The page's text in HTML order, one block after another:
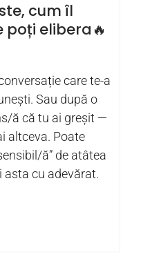
cum îl
poți elibera🔥
care te-a
Sau după o
ă că tu ai greșit —
altceva. Poate
ă” de atâtea
asta cu adevărat.